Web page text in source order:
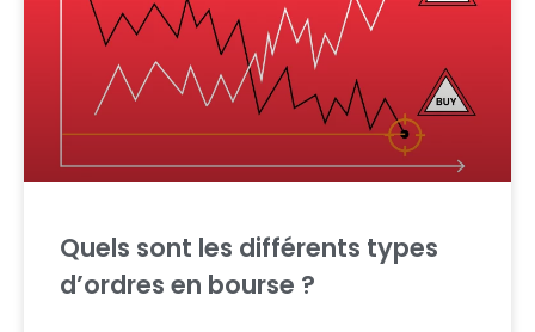
Quels sont les différents types
d’ordres en bourse ?